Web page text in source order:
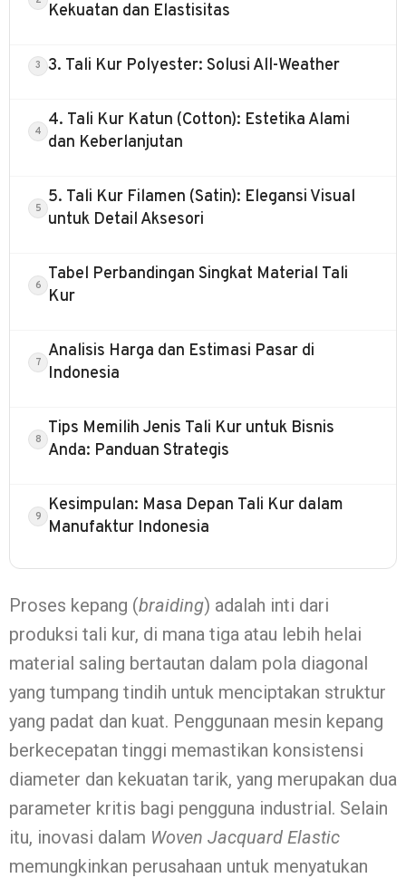
Kekuatan dan Elastisitas
3. Tali Kur Polyester: Solusi All-Weather
4. Tali Kur Katun (Cotton): Estetika Alami
dan Keberlanjutan
5. Tali Kur Filamen (Satin): Elegansi Visual
untuk Detail Aksesori
Tabel Perbandingan Singkat Material Tali
Kur
Analisis Harga dan Estimasi Pasar di
Indonesia
Tips Memilih Jenis Tali Kur untuk Bisnis
Anda: Panduan Strategis
Kesimpulan: Masa Depan Tali Kur dalam
Manufaktur Indonesia
Proses kepang (braiding) adalah inti dari
produksi tali kur, di mana tiga atau lebih helai
material saling bertautan dalam pola diagonal
yang tumpang tindih untuk menciptakan struktur
yang padat dan kuat. Penggunaan mesin kepang
berkecepatan tinggi memastikan konsistensi
diameter dan kekuatan tarik, yang merupakan dua
parameter kritis bagi pengguna industrial. Selain
itu, inovasi dalam Woven Jacquard Elastic
memungkinkan perusahaan untuk menyatukan